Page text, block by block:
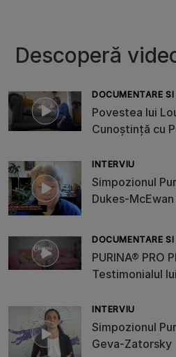
Descoperă
DOCUMENTARE
Povestea lui
Cunoștință cu
INTERVIU
Simpozionul
Dukes-
DOCUMENTARE
PURINA® PRO
Testimonialul
INTERVIU
Simpozionul
Geva-Zatorsky